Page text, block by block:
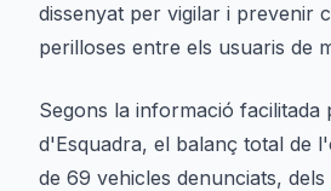
dissenyat per vigilar i prevenir
perilloses entre els usuaris de
Segons la informació facilitada
d'Esquadra, el balanç total de
de 69 vehicles denunciats,